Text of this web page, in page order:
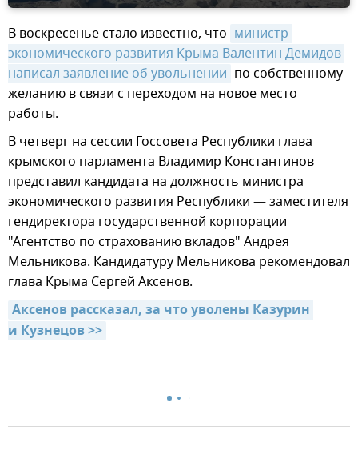
В воскресенье стало известно, что министр
экономического развития Крыма Валентин Демидов
написал заявление об увольнении по собственному
желанию в связи с переходом на новое место
работы.
В четверг на сессии Госсовета Республики глава
крымского парламента Владимир Константинов
представил кандидата на должность министра
экономического развития Республики — заместителя
гендиректора государственной корпорации
"Агентство по страхованию вкладов" Андрея
Мельникова. Кандидатуру Мельникова рекомендовал
глава Крыма Сергей Аксенов.
Аксенов рассказал, за что уволены Казурин
и Кузнецов >>